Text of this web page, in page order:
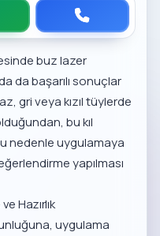
buz lazer
da başarılı sonuçlar
gri veya kızıl tüylerde
bu kıl
nedenle uygulamaya
yapılması
Hazırlık
uygulama